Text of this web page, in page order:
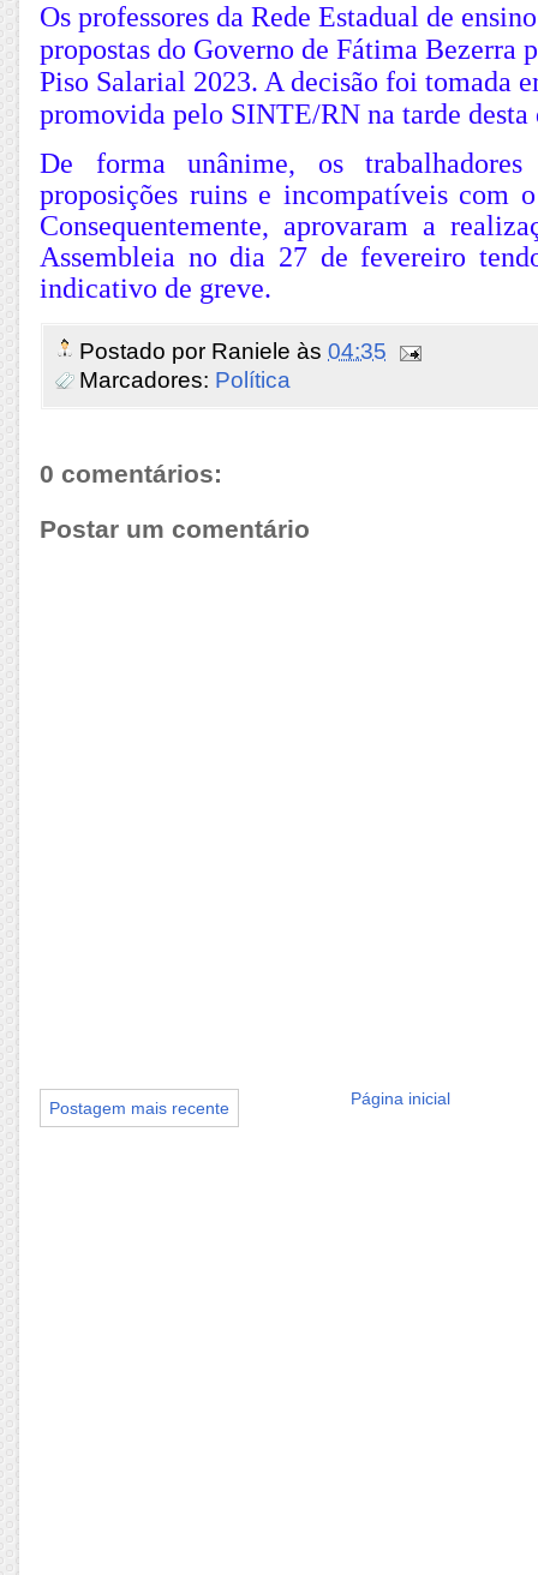
Os professores da Rede Estadual de
propostas do Governo de Fátima Bezerra
Piso Salarial 2023. A decisão foi tomada
promovida pelo SINTE/RN na tarde
De forma unânime, os trabalhadores
proposições ruins e incompatíveis com
Consequentemente, aprovaram a
Assembleia no dia 27 de fevereiro
indicativo de greve.
Postado por Raniele às 04:35
Marcadores: Política
0 comentários:
Postar um comentário
Postagem mais recente Página inicial